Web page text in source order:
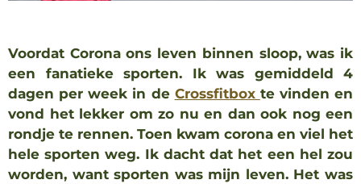
Voordat Corona ons leven binnen sloop, was ik
een fanatieke sporten. Ik was gemiddeld 4
dagen per week in de Crossfitbox te vinden en
vond het lekker om zo nu en dan ook nog een
rondje te rennen. Toen kwam corona en viel het
hele sporten weg. Ik dacht dat het een hel zou
worden, want sporten was mijn leven. Het was